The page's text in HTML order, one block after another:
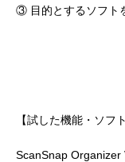
③ 目的とするソフト
【試した機能・ソフト
ScanSnap Organizer